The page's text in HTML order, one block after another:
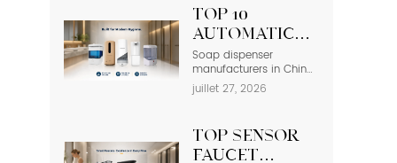
à langer
Robinet à
capteur
Top 10
Automatic
Soap
Dispenser
Manufacturers
Soap dispenser
manufacturers in China
deliver the basic
equipment that is
commercial bathrooms
where hygiene stands
first and foremost. In
juillet 27, 2026
Top Sensor
Faucet